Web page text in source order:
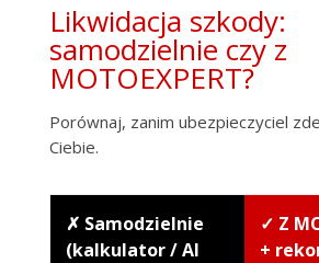
Likwidacja szkody:
samodzielnie czy z
MOTOEXPERT?
Porównaj, zanim ubezpieczyciel
Ciebie.
✗ Samodzielnie
(kalkulator / AI
✓ Z
+